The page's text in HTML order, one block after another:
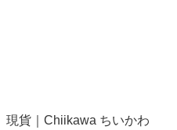
現貨｜Chiikawa ちいかわ